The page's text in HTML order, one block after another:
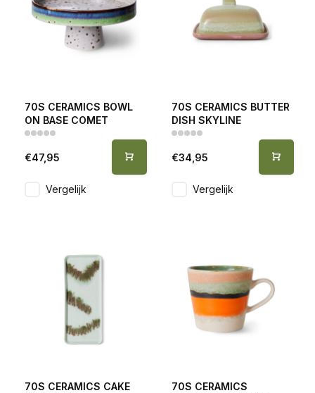
70S CERAMICS BOWL
ON BASE COMET
€47,95
Vergelijk
70S CERAMICS BUTTER
DISH SKYLINE
€34,95
Vergelijk
70S CERAMICS CAKE
70S CERAMICS